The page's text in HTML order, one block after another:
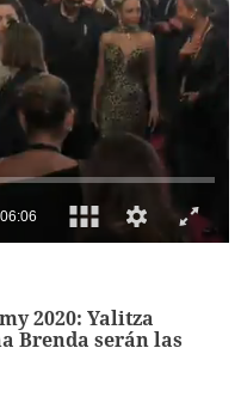
2020: Yalitza
Brenda serán las